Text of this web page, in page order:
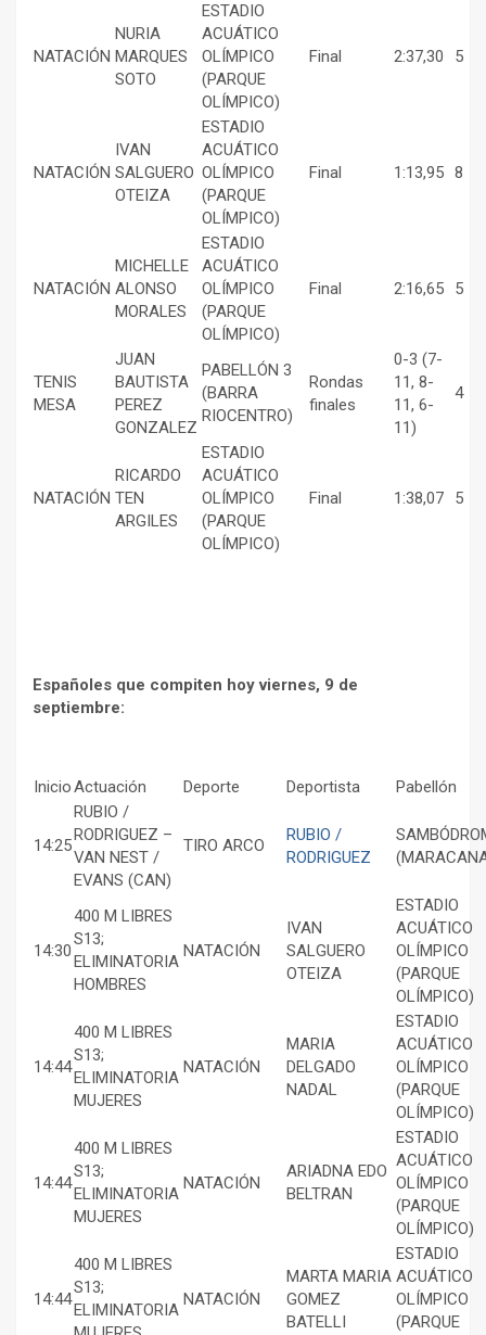
NATACIÓN
NURIA
MARQUES
SOTO
ESTADIO
ACUÁTICO
OLÍMPICO
(PARQUE
OLÍMPICO)
Final 2:37,30 5
NATACIÓN
IVAN
SALGUERO
OTEIZA
ESTADIO
ACUÁTICO
OLÍMPICO
(PARQUE
OLÍMPICO)
Final 1:13,95 8
NATACIÓN
MICHELLE
ALONSO
MORALES
ESTADIO
ACUÁTICO
OLÍMPICO
(PARQUE
OLÍMPICO)
Final 2:16,65 5
TENIS
MESA
JUAN
BAUTISTA
PEREZ
GONZALEZ
PABELLÓN 3
(BARRA
RIOCENTRO)
Rondas
finales
0-3 (7-
11, 8-
11, 6-
11)
4
NATACIÓN
RICARDO
TEN
ARGILES
ESTADIO
ACUÁTICO
OLÍMPICO
(PARQUE
OLÍMPICO)
Final 1:38,07 5
Españoles que compiten hoy viernes, 9 de
septiembre:
InicioActuación Deporte Deportista Pabellón
14:25
RUBIO /
RODRIGUEZ –
VAN NEST /
EVANS (CAN)
TIRO ARCO
RUBIO /
RODRIGUEZ
14:30
400 M LIBRES
S13;
ELIMINATORIA
HOMBRES
NATACIÓN
IVAN
SALGUERO
OTEIZA
ESTADIO
ACUÁTICO
OLÍMPICO
(PARQUE
OLÍMPICO)
14:44
400 M LIBRES
S13;
ELIMINATORIA
MUJERES
NATACIÓN
MARIA
DELGADO
NADAL
ESTADIO
ACUÁTICO
OLÍMPICO
(PARQUE
OLÍMPICO)
14:44
400 M LIBRES
S13;
ELIMINATORIA
MUJERES
NATACIÓN
ARIADNA EDO
BELTRAN
ESTADIO
ACUÁTICO
OLÍMPICO
(PARQUE
OLÍMPICO)
14:44
400 M LIBRES
S13;
ELIMINATORIA
NATACIÓN
MARTA MARIA
GOMEZ
BATELLI
ESTADIO
ACUÁTICO
OLÍMPICO
(PARQUE